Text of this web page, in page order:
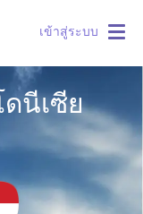
เข้าสู่ระบบ
นีเซีย